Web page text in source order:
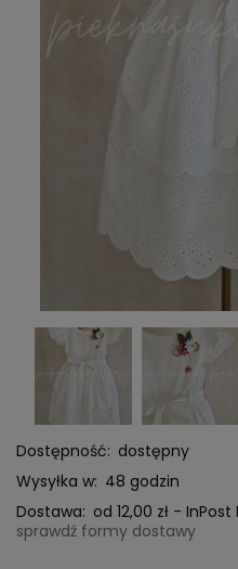
Dostępność: dostępny
Wysyłka w: 48 godzin
Dostawa: od 12,00 zł -
Cena nie zawiera
sprawdź formy dostawy